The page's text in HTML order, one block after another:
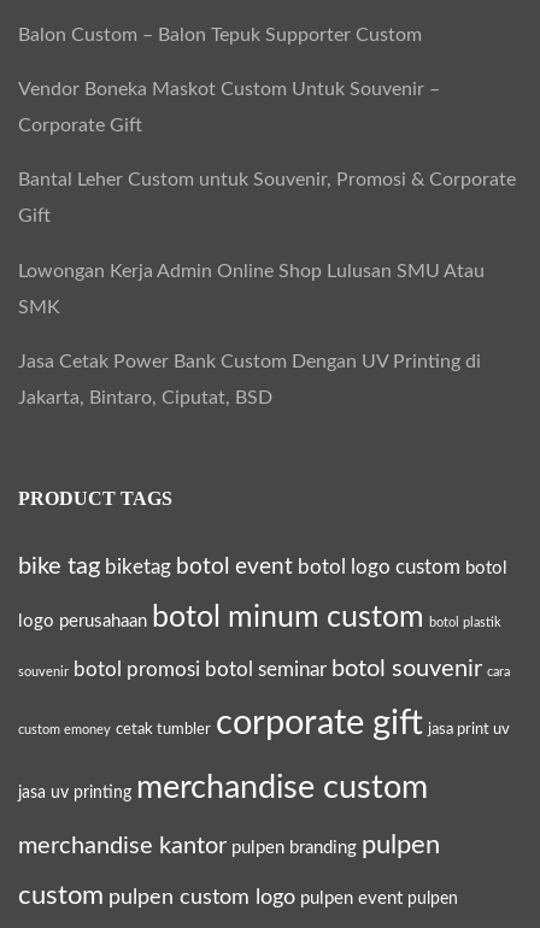
Balon Custom – Balon Tepuk Supporter Custom
Vendor Boneka Maskot Custom Untuk Souvenir –
Corporate Gift
Bantal Leher Custom untuk Souvenir, Promosi & Corporate
Gift
Lowongan Kerja Admin Online Shop Lulusan SMU Atau
SMK
Jasa Cetak Power Bank Custom Dengan UV Printing di
Jakarta, Bintaro, Ciputat, BSD
PRODUCT TAGS
bike tag biketag botol event botol logo custom botol
logo perusahaan botol minum custom botol plastik
souvenir botol promosi botol seminar botol souvenir cara
custom emoney cetak tumbler corporate gift jasa print uv
jasa uv printing merchandise custom
merchandise kantor pulpen branding pulpen
custom pulpen custom logo pulpen event pulpen